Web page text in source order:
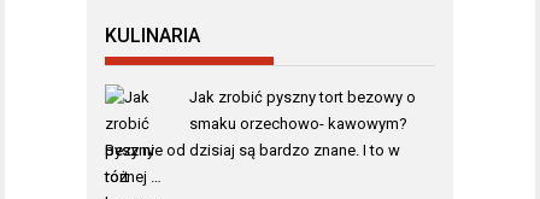
KULINARIA
Jak zrobić pyszny tort bezowy o
smaku orzechowo- kawowym?
Bezy nie od dzisiaj są bardzo znane. I to w
różnej …